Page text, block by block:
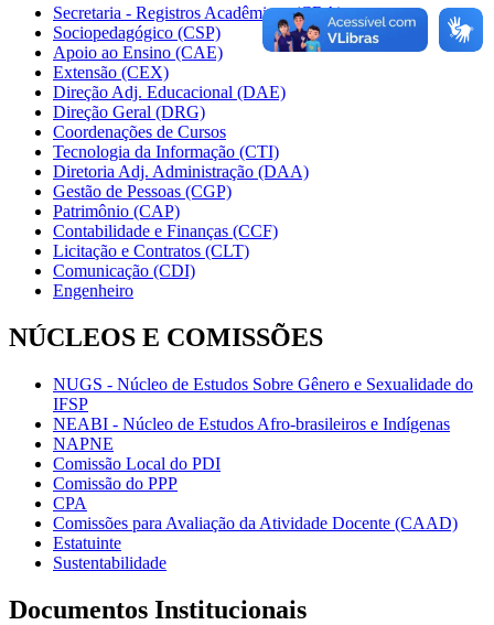
Secretaria - Registros Acadêmicos (CRA)
Sociopedagógico (CSP)
Apoio ao Ensino (CAE)
Extensão (CEX)
Direção Adj. Educacional (DAE)
Direção Geral (DRG)
Coordenações de Cursos
Tecnologia da Informação (CTI)
Diretoria Adj. Administração (DAA)
Gestão de Pessoas (CGP)
Patrimônio (CAP)
Contabilidade e Finanças (CCF)
Licitação e Contratos (CLT)
Comunicação (CDI)
Engenheiro
NÚCLEOS E COMISSÕES
NUGS - Núcleo de Estudos Sobre Gênero e Sexualidade do
IFSP
NEABI - Núcleo de Estudos Afro-brasileiros e Indígenas
NAPNE
Comissão Local do PDI
Comissão do PPP
CPA
Comissões para Avaliação da Atividade Docente (CAAD)
Estatuinte
Sustentabilidade
Documentos Institucionais